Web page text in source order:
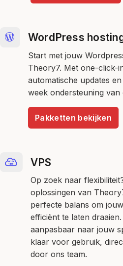
WordPress
Start met jouw
Theory7. Met one-click-
automatische updates
week ondersteuning van
Pakketten bekijken
VPS
Op zoek naar
oplossingen van
perfecte balans om
efficiënt te laten draaien.
aanpasbaar naar jouw
klaar voor gebruik,
door ons team.